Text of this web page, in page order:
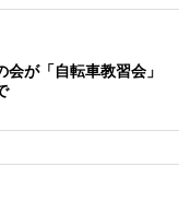
が「自転車教習会」